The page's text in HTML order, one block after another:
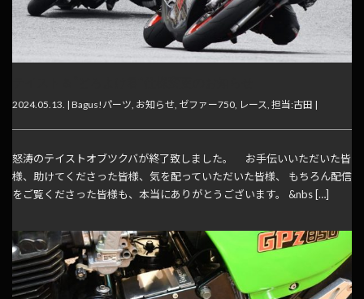
2024.05.13. | Bagus!パーツ お知らせ ゼファー750 レース 担当:古田 |
怒涛のテイストオブツクバが終了致しました。 お手伝いいただいた皆
様、助けてくださった皆様、気を配っていただいた皆様、 もちろん配信
をご覧くださった皆様も、本当にありがとうございます。 &nbs […]